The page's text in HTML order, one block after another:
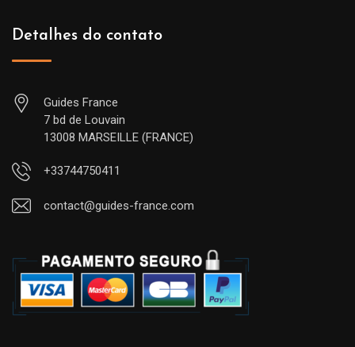
Detalhes do contato
Guides France
7 bd de Louvain
13008 MARSEILLE (FRANCE)
+33744750411
contact@guides-france.com